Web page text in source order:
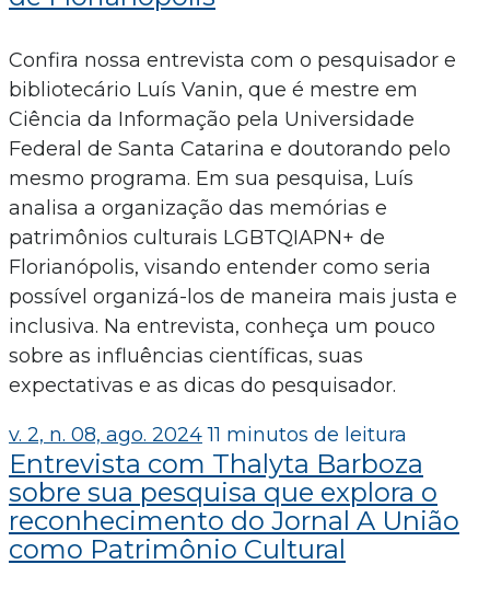
Confira nossa entrevista com o pesquisador e
bibliotecário Luís Vanin, que é mestre em
Ciência da Informação pela Universidade
Federal de Santa Catarina e doutorando pelo
mesmo programa. Em sua pesquisa, Luís
analisa a organização das memórias e
patrimônios culturais LGBTQIAPN+ de
Florianópolis, visando entender como seria
possível organizá-los de maneira mais justa e
inclusiva. Na entrevista, conheça um pouco
sobre as influências científicas, suas
expectativas e as dicas do pesquisador.
v. 2, n. 08, ago. 2024 11 minutos de leitura
Entrevista com Thalyta Barboza
sobre sua pesquisa que explora o
reconhecimento do Jornal A União
como Patrimônio Cultural